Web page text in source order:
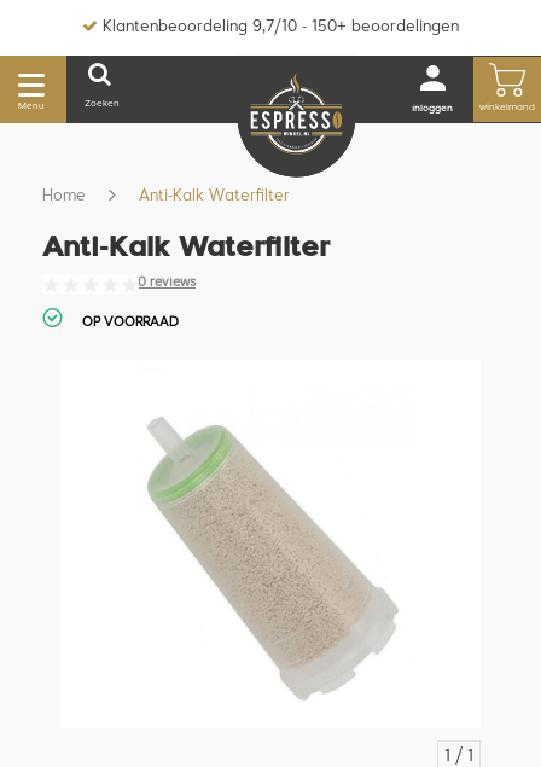
Klantenbeoordeling 9,7/10 - 150+ beoordelingen
Menu Zoeken inloggen winkelmand
Home Anti-Kalk Waterfilter
Anti-Kalk Waterfilter
0 reviews
OP VOORRAAD
1 / 1